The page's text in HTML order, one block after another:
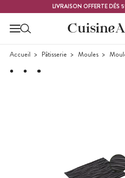
LIVRAISON OFFERTE DÈS
Accueil Pâtisserie Moules